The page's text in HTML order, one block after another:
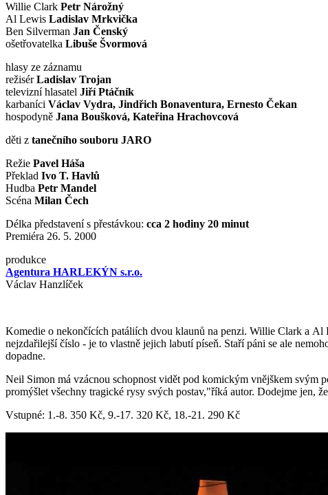
Willie Clark Petr Nárožný
Al Lewis Ladislav Mrkvička
Ben Silverman Jan Čenský
ošetřovatelka Libuše Švormová
hlasy ze záznamu
režisérLadislav Trojan
televizní hlasatel Jiří Ptáčník
karbaníci Václav Vydra, Jindřich Bonaventura, Ernesto Čekan
hospodyně Jana Boušková, Kateřina Hrachovcová
děti z tanečního souboru JARO
Režie Pavel Háša
Překlad Ivo T. Havlů
Hudba Petr Mandel
Scéna Milan Čech
Délka představení s přestávkou: cca 2 hodiny 20 minut
Premiéra 26. 5. 2000
produkce
Agentura HARLEKÝN s.r.o.
Václav Hanzlíček
Komedie o nekončících patáliích dvou klaunů na penzi. Willie Clark a
nejzdařilejší číslo - je to vlastně jejich labutí píseň. Staří páni se ale
dopadne.
Neil Simon má vzácnou schopnost vidět pod komickým vnějškem svým
promýšlet všechny tragické rysy svých postav,"říká autor. Dodejme jen,
Vstupné: 1.-8. 350 Kč, 9.-17. 320 Kč, 18.-21. 290 Kč